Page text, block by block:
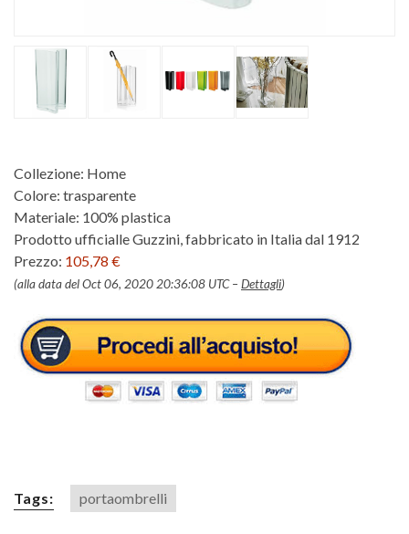
Collezione: Home
Colore: trasparente
Materiale: 100% plastica
Prodotto ufficialle Guzzini, fabbricato in Italia dal 1912
Prezzo: 105,78 €
(alla data del Oct 06, 2020 20:36:08 UTC – Dettagli)
Tags: portaombrelli